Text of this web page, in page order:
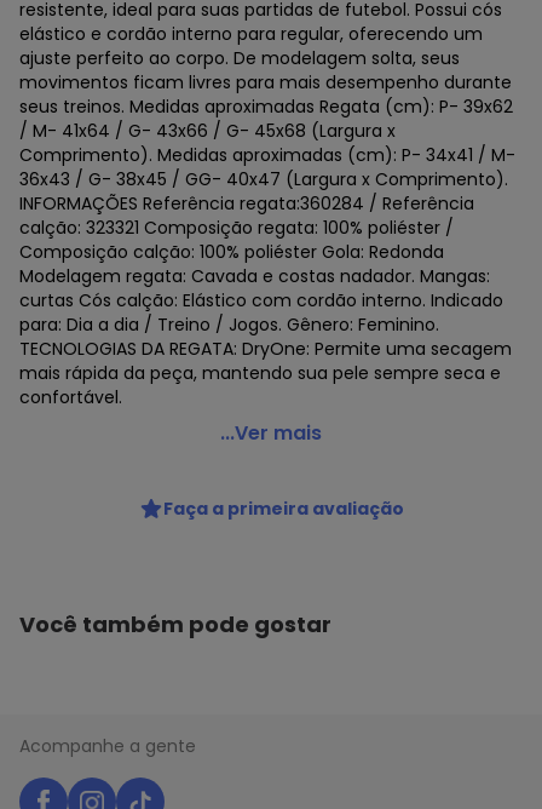
resistente, ideal para suas partidas de futebol. Possui cós
elástico e cordão interno para regular, oferecendo um
ajuste perfeito ao corpo. De modelagem solta, seus
movimentos ficam livres para mais desempenho durante
seus treinos. Medidas aproximadas Regata (cm): P- 39x62
/ M- 41x64 / G- 43x66 / G- 45x68 (Largura x
Comprimento). Medidas aproximadas (cm): P- 34x41 / M-
36x43 / G- 38x45 / GG- 40x47 (Largura x Comprimento).
INFORMAÇÕES Referência regata:360284 / Referência
calção: 323321 Composição regata: 100% poliéster /
Composição calção: 100% poliéster Gola: Redonda
Modelagem regata: Cavada e costas nadador. Mangas:
curtas Cós calção: Elástico com cordão interno. Indicado
para: Dia a dia / Treino / Jogos. Gênero: Feminino.
TECNOLOGIAS DA REGATA: DryOne: Permite uma secagem
mais rápida da peça, mantendo sua pele sempre seca e
confortável.
Penalty - Kit Penalty X Regata e Calção Feminino Branco
...Ver mais
Faça a primeira avaliação
Você também pode gostar
Acompanhe a gente